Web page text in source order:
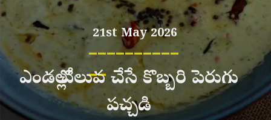
21st May 2026
__________
__
ఎండల్లో చలువ చేసే కొబ్బరి పెరుగు
పచ్చడి